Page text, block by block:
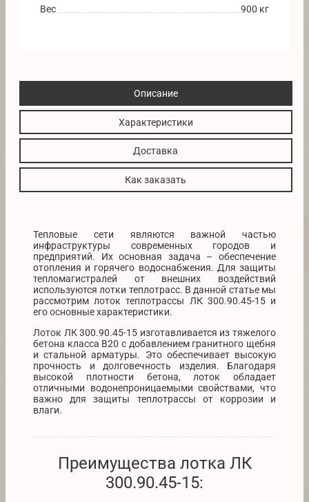
Вес
900 кг
Описание
Характеристики
Доставка
Как заказать
Тепловые сети являются важной частью
инфраструктуры современных городов и
предприятий. Их основная задача – обеспечение
отопления и горячего водоснабжения. Для защиты
тепломагистралей от внешних воздействий
используются лотки теплотрасс. В данной статье мы
рассмотрим лоток теплотрассы ЛК 300.90.45-15 и
его основные характеристики.
Лоток ЛК 300.90.45-15 изготавливается из тяжелого
бетона класса В20 с добавлением гранитного щебня
и стальной арматуры. Это обеспечивает высокую
прочность и долговечность изделия. Благодаря
высокой плотности бетона, лоток обладает
отличными водонепроницаемыми свойствами, что
важно для защиты теплотрассы от коррозии и
влаги.
Преимущества лотка ЛК
300.90.45-15: